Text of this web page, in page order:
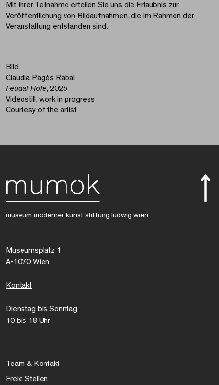
Mit Ihrer Teilnahme erteilen Sie uns die Erlaubnis zur
Veröffentlichung von Bildaufnahmen, die im Rahmen der
Veranstaltung entstanden sind.
Bild
Claudia Pagès Rabal
Feudal Hole, 2025
Videostill, work in progress
Courtesy of the artist
museum moderner kunst stiftung ludwig wien
Museumsplatz 1
A-1070 Wien
Kontakt
Dienstag bis Sonntag
10 bis 18 Uhr
Team & Kontakt
Freie Stellen